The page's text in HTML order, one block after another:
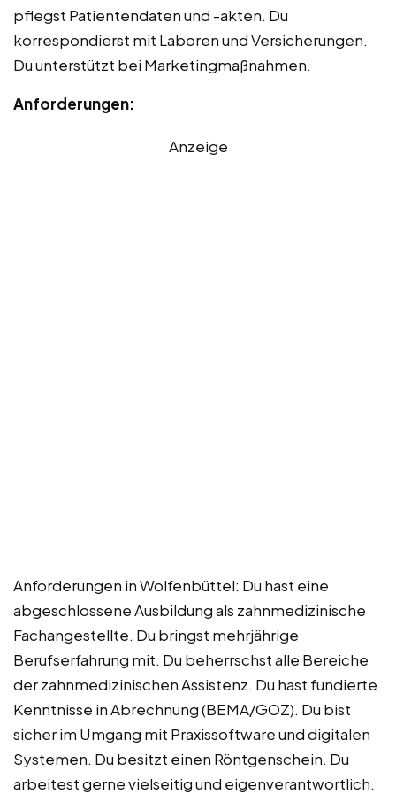
pflegst Patientendaten und -akten. Du
korrespondierst mit Laboren und Versicherungen.
Du unterstützt bei Marketingmaßnahmen.
Anforderungen:
Anzeige
Anforderungen in Wolfenbüttel: Du hast eine
abgeschlossene Ausbildung als zahnmedizinische
Fachangestellte. Du bringst mehrjährige
Berufserfahrung mit. Du beherrschst alle Bereiche
der zahnmedizinischen Assistenz. Du hast fundierte
Kenntnisse in Abrechnung (BEMA/GOZ). Du bist
sicher im Umgang mit Praxissoftware und digitalen
Systemen. Du besitzt einen Röntgenschein. Du
arbeitest gerne vielseitig und eigenverantwortlich.